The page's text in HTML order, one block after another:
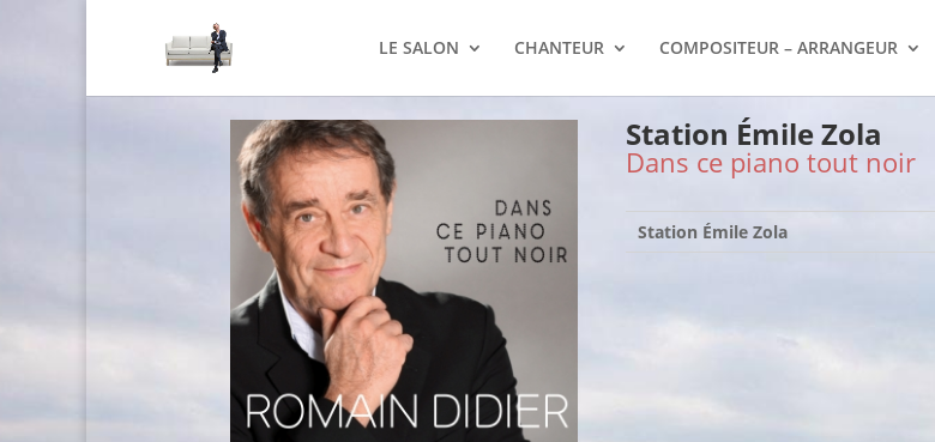
LE SALON CHANTEUR COMPOSITEUR – ARRANGEUR
Station Émile Zola
Dans ce piano tout noir
Station Émile Zola